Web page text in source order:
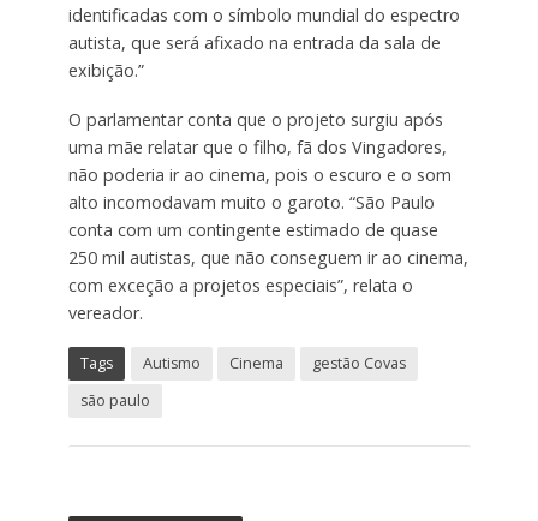
identificadas com o símbolo mundial do espectro
autista, que será afixado na entrada da sala de
exibição.”
O parlamentar conta que o projeto surgiu após
uma mãe relatar que o filho, fã dos Vingadores,
não poderia ir ao cinema, pois o escuro e o som
alto incomodavam muito o garoto. “São Paulo
conta com um contingente estimado de quase
250 mil autistas, que não conseguem ir ao cinema,
com exceção a projetos especiais”, relata o
vereador.
Tags Autismo Cinema
gestão Covas
são paulo